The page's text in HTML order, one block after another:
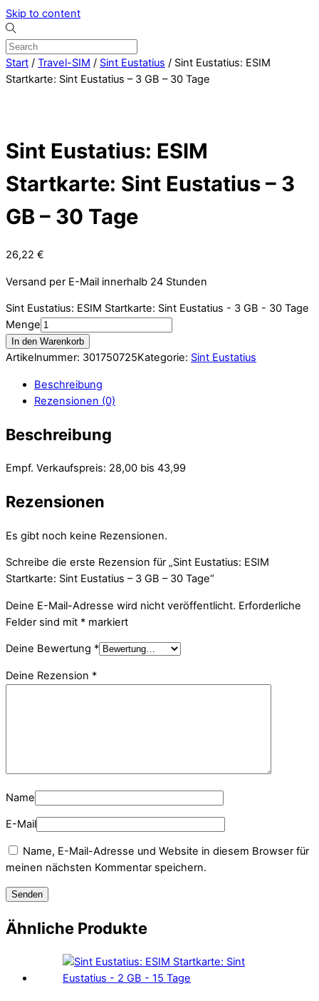
Skip to content
Start / Travel-SIM / Sint Eustatius / Sint Eustatius: ESIM
Startkarte: Sint Eustatius – 3 GB – 30 Tage
Sint Eustatius: ESIM
Startkarte: Sint Eustatius – 3
GB – 30 Tage
26,22 €
Versand per E-Mail innerhalb 24 Stunden
Sint Eustatius: ESIM Startkarte: Sint Eustatius - 3 GB - 30 Tage
Menge
In den Warenkorb
Artikelnummer: 301750725Kategorie: Sint Eustatius
Beschreibung
Rezensionen (0)
Beschreibung
Empf. Verkaufspreis: 28,00 bis 43,99
Rezensionen
Es gibt noch keine Rezensionen.
Schreibe die erste Rezension für „Sint Eustatius: ESIM
Startkarte: Sint Eustatius – 3 GB – 30 Tage“
Deine E-Mail-Adresse wird nicht veröffentlicht. Erforderliche
Felder sind mit * markiert
Deine Bewertung *
Deine Rezension *
Name
E-Mail
Name, E-Mail-Adresse und Website in diesem Browser für
meinen nächsten Kommentar speichern.
Ähnliche Produkte